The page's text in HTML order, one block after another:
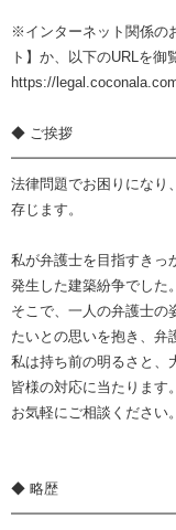
※インターネット関係の
ト】か、以下のURLを御
https://
◆ ご挨拶
法律問題でお困りになり
存じます。
私が弁護士を目指すきっ
発生した建築紛争でした。
そこで、一人の弁護士の
たいとの思いを抱き、弁
私は持ち前の明るさと、
皆様の対応に当たります。
お気軽にご相談ください。
◆ 略歴